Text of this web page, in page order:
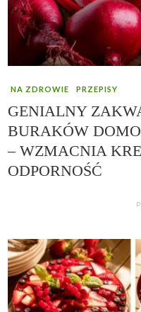
NA ZDROWIE PRZEPISY
GENIALNY
BURAKÓW
– WZMACNIA
ODPORNOŚĆ